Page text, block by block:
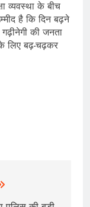
व्यवस्था के बीच
है कि दिन बढ़ने
की जनता
लिए बढ़-चढ़कर